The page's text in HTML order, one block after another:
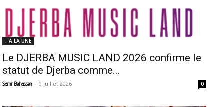
- A LA UNE
Le DJERBA MUSIC LAND 2026 confirme le
statut de Djerba comme...
Samir Belhassen - 9 juillet 2026 0